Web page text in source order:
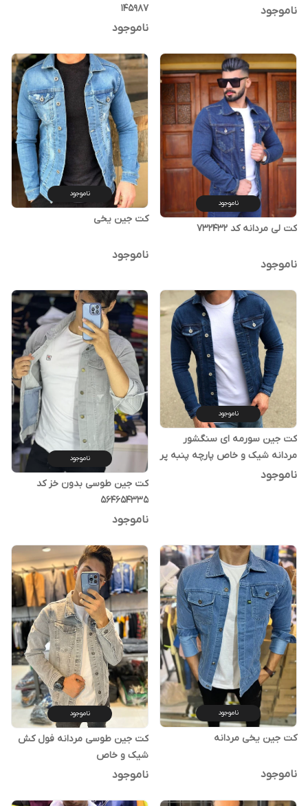
ناموجود
145987
ناموجود
ناموجود
کت لی مردانه کد 732432
ناموجود
ناموجود
کت جین یخی
ناموجود
ناموجود
کت جین سورمه ای سنگشور
مردانه شیک و خاص پارچه پنبه پر
عالی
ناموجود
ناموجود
کت جین طوسی بدون خز کد
564654335
ناموجود
ناموجود
کت جین یخی مردانه
ناموجود
ناموجود
کت جین طوسی مردانه فول کش
شیک و خاص
ناموجود